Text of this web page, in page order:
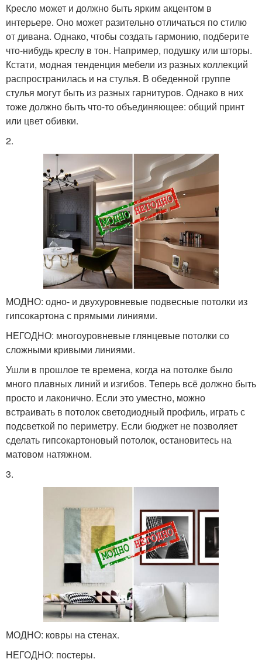
Кресло может и должно быть ярким акцентом в
интерьере. Оно может разительно отличаться по стилю
от дивана. Однако, чтобы создать гармонию, подберите
что-нибудь креслу в тон. Например, подушку или шторы.
Кстати, модная тенденция мебели из разных коллекций
распространилась и на стулья. В обеденной группе
стулья могут быть из разных гарнитуров. Однако в них
тоже должно быть что-то объединяющее: общий принт
или цвет обивки.
2.
МОДНО: одно- и двухуровневые подвесные потолки из
гипсокартона с прямыми линиями.
НЕГОДНО: многоуровневые глянцевые потолки со
сложными кривыми линиями.
Ушли в прошлое те времена, когда на потолке было
много плавных линий и изгибов. Теперь всё должно быть
просто и лаконично. Если это уместно, можно
встраивать в потолок светодиодный профиль, играть с
подсветкой по периметру. Если бюджет не позволяет
сделать гипсокартоновый потолок, остановитесь на
матовом натяжном.
3.
МОДНО: ковры на стенах.
НЕГОДНО: постеры.